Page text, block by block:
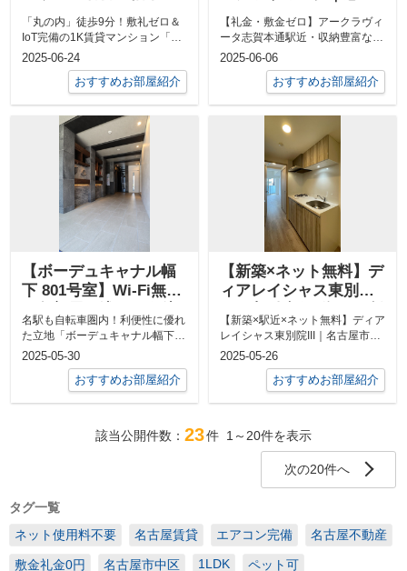
ァビュラス｜敷礼ゼロ
＆IoT完備の1K賃貸マン
ション
「丸の内」徒歩9分！敷礼ゼロ＆
IoT完備の1K賃貸マンション「丸
の内」駅・「浅間町」駅が徒歩10
2025-06-24
おすすめお部屋紹介
本通駅徒歩圏の1LDK賃
貸｜ネット無料・収納
豊富！
【礼金・敷金ゼロ】アークラヴィ
ータ志賀本通駅近・収納豊富な
1LDKで快適生活！名古屋市北区
エリアで費...
2025-06-06
おすすめお部屋紹介
【ボーデュキャナル幅
下 801号室】Wi-Fi無料
歩8分の快適1Kライフ
名駅も自転車圏内！利便性に優れ
た立地「ボーデュキャナル幅下
801号室」は、地下鉄鶴舞線「浅
間町」駅...
2025-05-30
おすすめお部屋紹介
【新築×ネット無料】デ
ィアレイシャス東別院
貸【名古屋市中区】
【新築×駅近×ネット無料】ディア
レイシャス東別院III｜名古屋市中
区の充実設備1K賃貸【2025年4...
2025-05-26
おすすめお部屋紹介
該当公開件数： 23件 1～20件を表示
次の20件へ
タグ一覧
ネット使用料不要
名古屋賃貸 エアコン完備 名古屋不動産
敷金礼金0円 名古屋市中区 1LDK ペット可